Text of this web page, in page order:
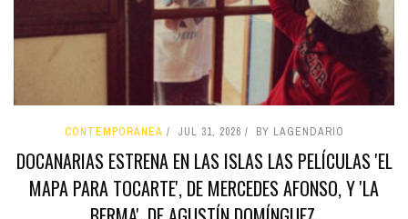
CONTEMPORÁNEA JUL 31, 2026 BY LAGENDARIO
DOCANARIAS ESTRENA EN LAS ISLAS LAS PELÍCULAS 'EL
MAPA PARA TOCARTE', DE MERCEDES AFONSO, Y 'LA